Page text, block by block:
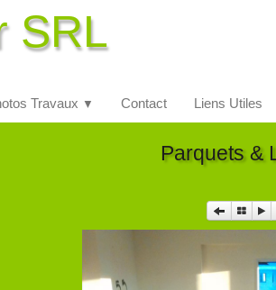
SRL
Travaux ▼ Contact Liens Utiles
Parquets &